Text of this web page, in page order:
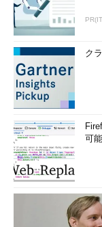
ク
可